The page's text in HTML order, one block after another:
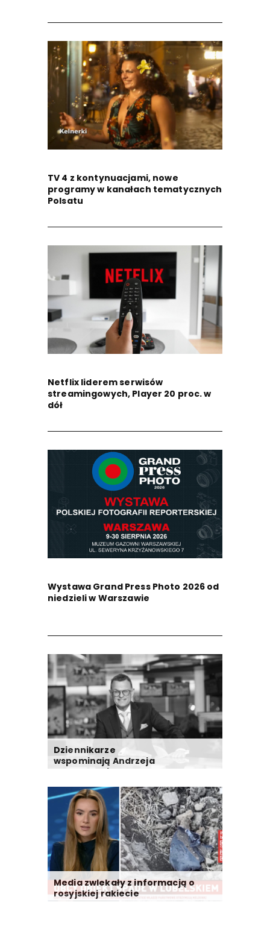
TV 4 z kontynuacjami, nowe
programy w kanałach tematycznych
Polsatu
Netflix liderem serwisów
streamingowych, Player 20 proc. w
dół
Wystawa Grand Press Photo 2026 od
niedzieli w Warszawie
Dziennikarze
wspominają Andrzeja
Morozowskiego
Media zwlekały z informacją o
rosyjskiej rakiecie